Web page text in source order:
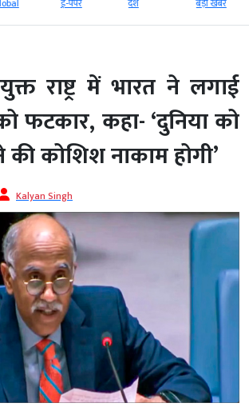
ई-पेपर बड़ी खबर
राष्ट्र में भारत ने लगाई
फटकार, कहा- ‘दुनिया को
कोशिश नाकाम होगी’
Kalyan Singh